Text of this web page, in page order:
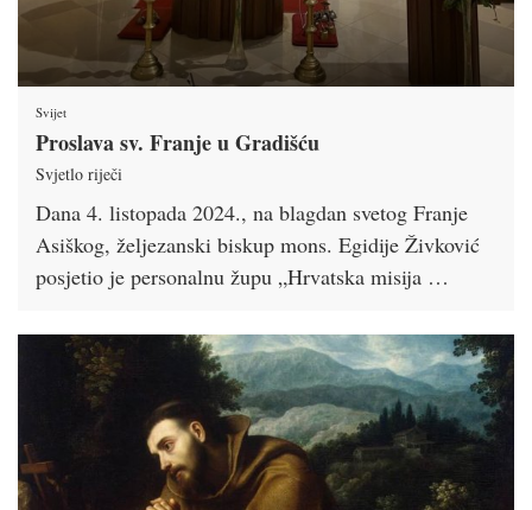
Svijet
Proslava sv. Franje u Gradišću
Svjetlo riječi
Dana 4. listopada 2024., na blagdan svetog Franje
Asiškog, željezanski biskup mons. Egidije Živković
posjetio je personalnu župu „Hrvatska misija …